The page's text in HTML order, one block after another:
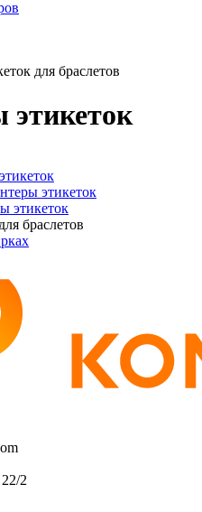
для браслетов
этикеток
этикеток
браслетов
2